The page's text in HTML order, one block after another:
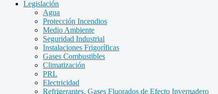
Legislación
Agua
Protección Incendios
Medio Ambiente
Seguridad Industrial
Instalaciones Frigoríficas
Gases Combustibles
Climatización
PRL
Electricidad
Refrigerantes, Gases Fluorados de Efecto Invernadero